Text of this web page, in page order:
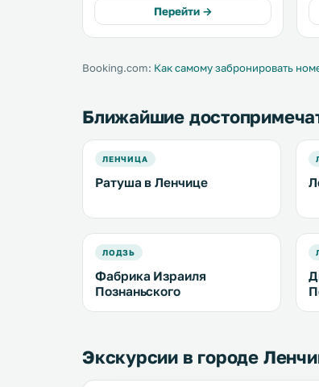
услугам гостей светлые номера с
бесплатным Wi-Fi. .
Перейти →
Зоны.
Booking.com: Как самому забронировать
Ближайшие
ЛЕНЧИЦА
Ратуша в Ленчице
ЛОДЗЬ
Фабрика Израиля
Познаньского
Экскурсии в городе